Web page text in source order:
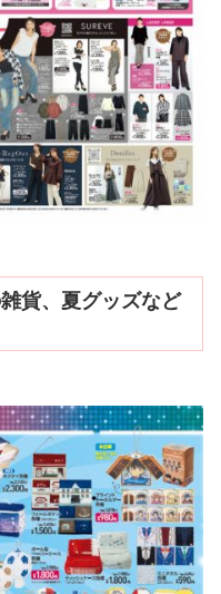
貨、夏グッズなど